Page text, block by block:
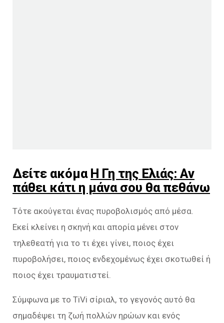
Δείτε ακόμα Η Γη της Ελιάς: Αν
πάθει κάτι η μάνα σου θα πεθάνω
Τότε ακούγεται ένας πυροβολισμός από μέσα.
Εκεί κλείνει η σκηνή και απορία μένει στον
τηλεθεατή για το τι έχει γίνει, ποιος έχει
πυροβολήσει, ποιος ενδεχομένως έχει σκοτωθεί ή
ποιος έχει τραυματιστεί.
Σύμφωνα με το TiVi σίριαλ, το γεγονός αυτό θα
σημαδέψει τη ζωή πολλών ηρώων και ενός